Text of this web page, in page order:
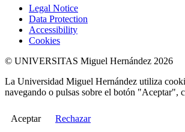
Legal Notice
Data Protection
Accessibility
Cookies
© UNIVERSITAS Miguel Hernández 2026
La Universidad Miguel Hernández utiliza
navegando o pulsas sobre el botón "Aceptar",
Aceptar Rechazar